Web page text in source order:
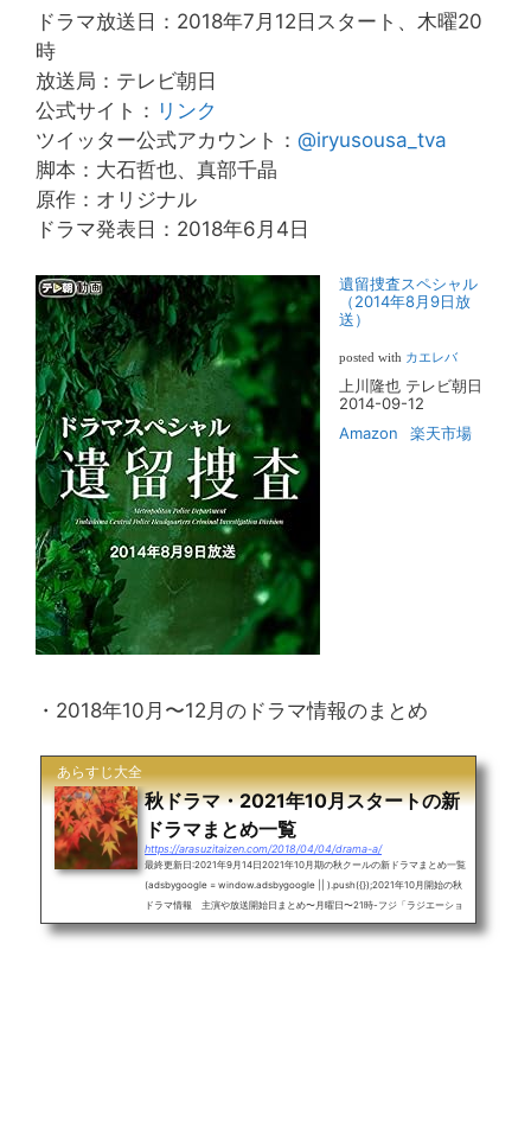
ドラマ放送日：2018年7月12日スタート、木曜20
時
放送局：テレビ朝日
公式サイト： リンク
ツイッター公式アカウント： @iryusousa_tva
脚本：大石哲也、真部千晶
原作：オリジナル
ドラマ発表日：2018年6月4日
遺留捜査スペシャル
（2014年8月9日放
送）
posted with カエレバ
上川隆也 テレビ朝日
2014-09-12
Amazon
楽天市場
・2018年10月〜12月のドラマ情報のまとめ
あらすじ大全
秋ドラマ・2021年10月スタートの新
ドラマまとめ一覧
https://arasuzitaizen.com/2018/04/04/drama-a/
最終更新日:2021年9月14日2021年10月期の秋クールの新ドラマまとめ一覧
(adsbygoogle = window.adsbygoogle || ).push({});2021年10月開始の秋
ドラマ情報 主演や放送開始日まとめ〜月曜日〜21時-フジ「ラジエーショ
ンハウスⅡ」窪田正孝(10月4日)22時-フジ「アバランチ」綾野剛(10月18